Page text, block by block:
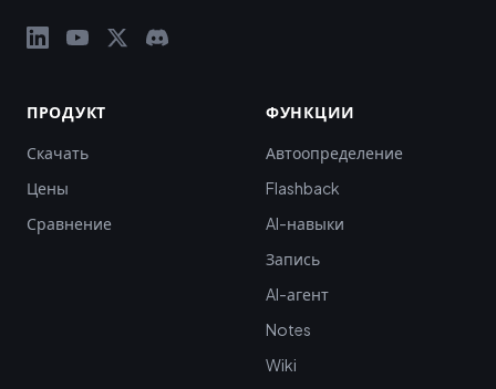
ПРОДУКТ
Скачать
Цены
Сравнение
ФУНКЦИИ
Автоопределение
Flashback
AI-навыки
Запись
AI-агент
Notes
Wiki